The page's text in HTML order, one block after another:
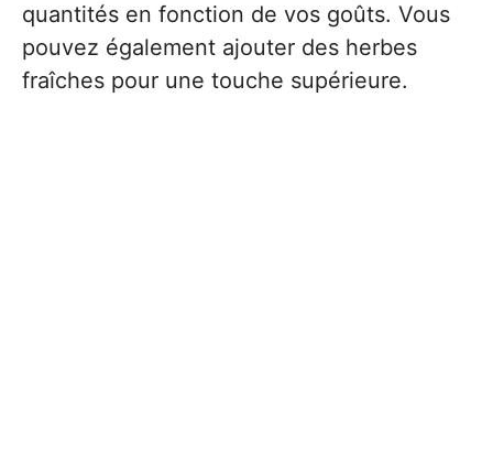
quantités en fonction de vos goûts. Vous
pouvez également ajouter des herbes
fraîches pour une touche supérieure.